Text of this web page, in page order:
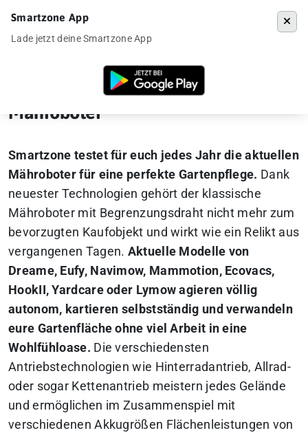
»Mähroboter
Mähroboter
Smartzone testet für euch jedes Jahr die aktuellen
Mähroboter für eine perfekte Gartenpflege. Dank
neuester Technologien gehört der klassische
Mähroboter mit Begrenzungsdraht nicht mehr zum
bevorzugten Kaufobjekt und wirkt wie ein Relikt aus
vergangenen Tagen. Aktuelle Modelle von
Dreame, Eufy, Navimow, Mammotion, Ecovacs,
HookII, Yardcare oder Lymow agieren völlig
autonom, kartieren selbstständig und verwandeln
eure Gartenfläche ohne viel Arbeit in eine
Wohlfühloase. Die verschiedensten
Antriebstechnologien wie Hinterradantrieb, Allrad-
oder sogar Kettenantrieb meistern jedes Gelände
und ermöglichen im Zusammenspiel mit
verschiedenen Akkugrößen Flächenleistungen von
Smartzone App
Lade jetzt deine Smartzone App